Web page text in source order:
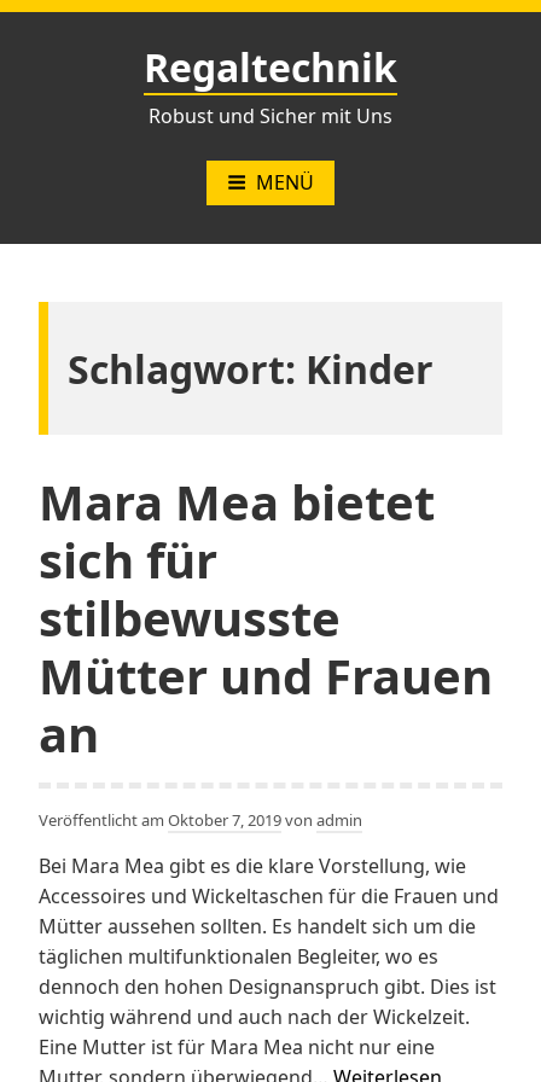
Zum
Regaltechnik
Robust und Sicher mit Uns
MENÜ
Schlagwort: Kinder
Mara Mea bietet
sich für
stilbewusste
Mütter und Frauen
an
Veröffentlicht am Oktober 7, 2019von admin
Bei Mara Mea gibt es die klare Vorstellung, wie
Accessoires und Wickeltaschen für die Frauen und
Mütter aussehen sollten. Es handelt sich um die
täglichen multifunktionalen Begleiter, wo es
dennoch den hohen Designanspruch gibt. Dies ist
wichtig während und auch nach der Wickelzeit.
Eine Mutter ist für Mara Mea nicht nur eine